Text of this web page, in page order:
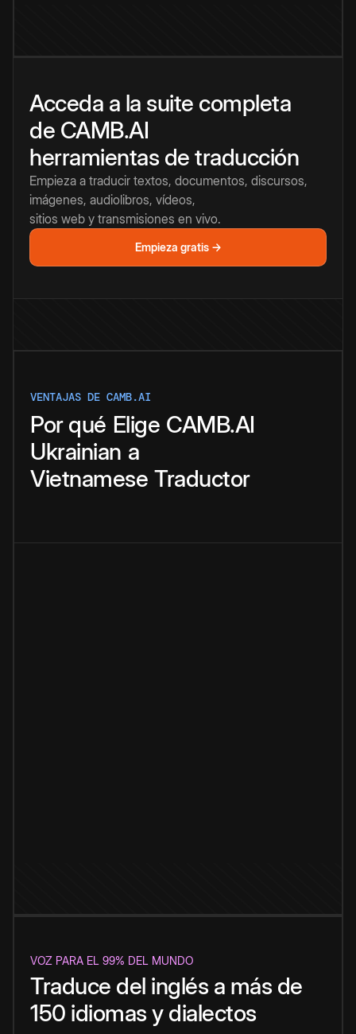
Acceda a la suite completa
de CAMB.AI
herramientas de traducción
Empieza a traducir textos, documentos, discursos,
imágenes, audiolibros, vídeos,
sitios web y transmisiones en vivo.
Empieza gratis →
VENTAJAS DE CAMB.AI
Por qué Elige CAMB.AI
Ukrainian a
Vietnamese Traductor
VOZ PARA EL 99% DEL MUNDO
Traduce del inglés a más de
150 idiomas y dialectos